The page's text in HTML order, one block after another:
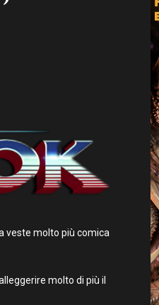
veste molto più comica
molto di più il